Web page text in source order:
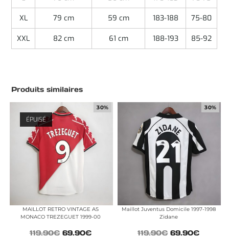
XL 79 cm 59 cm 183-188 75-80
XXL 82 cm 61 cm 188-193 85-92
Produits similaires
30%
ÉPUISÉ
MAILLOT RETRO VINTAGE AS
MONACO TREZEGUET 1999-00
119.90€ 69.90€
30%
Maillot Juventus Domicile 1997-1998
Zidane
119.90€ 69.90€